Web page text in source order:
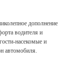
дополнение
водителя и
насекомые и
автомобиля.